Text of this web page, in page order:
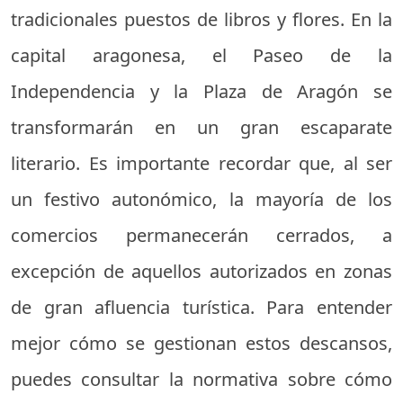
tradicionales puestos de libros y flores. En la
capital aragonesa, el Paseo de la
Independencia y la Plaza de Aragón se
transformarán en un gran escaparate
literario. Es importante recordar que, al ser
un festivo autonómico, la mayoría de los
comercios permanecerán cerrados, a
excepción de aquellos autorizados en zonas
de gran afluencia turística. Para entender
mejor cómo se gestionan estos descansos,
puedes consultar la normativa sobre cómo